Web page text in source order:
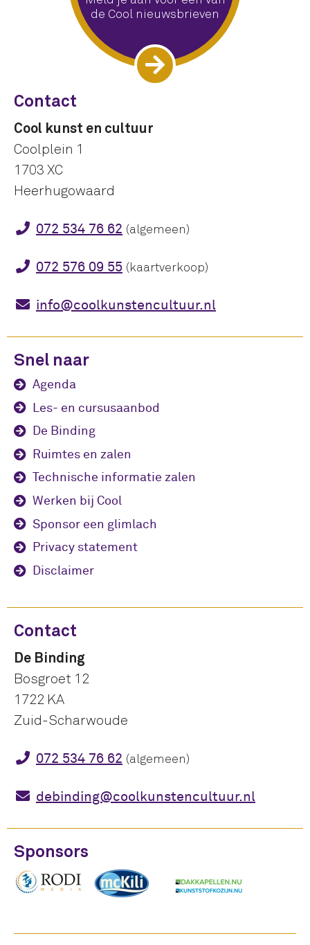
de Cool nieuwsbrieven
Contact
Cool kunst en cultuur
Coolplein 1
1703 XC
Heerhugowaard
072 534 76 62 (algemeen)
072 576 09 55 (kaartverkoop)
info@coolkunstencultuur.nl
Snel naar
Agenda
Les- en cursusaanbod
De Binding
Ruimtes en zalen
Technische informatie zalen
Werken bij Cool
Sponsor een glimlach
Privacy statement
Disclaimer
Contact
De Binding
Bosgroet 12
1722 KA
Zuid-Scharwoude
072 534 76 62 (algemeen)
debinding@coolkunstencultuur.nl
Sponsors